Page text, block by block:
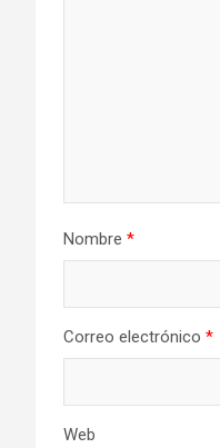
Nombre *
Correo electrónico *
Web